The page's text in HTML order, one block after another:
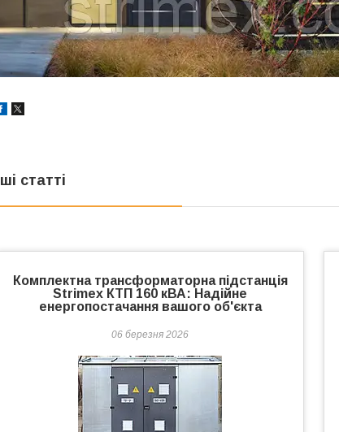
статті
Комплектна трансформаторна підстанція
Strimex КТП 160 кВА: Надійне
енергопостачання вашого об'єкта
06 березня 2026